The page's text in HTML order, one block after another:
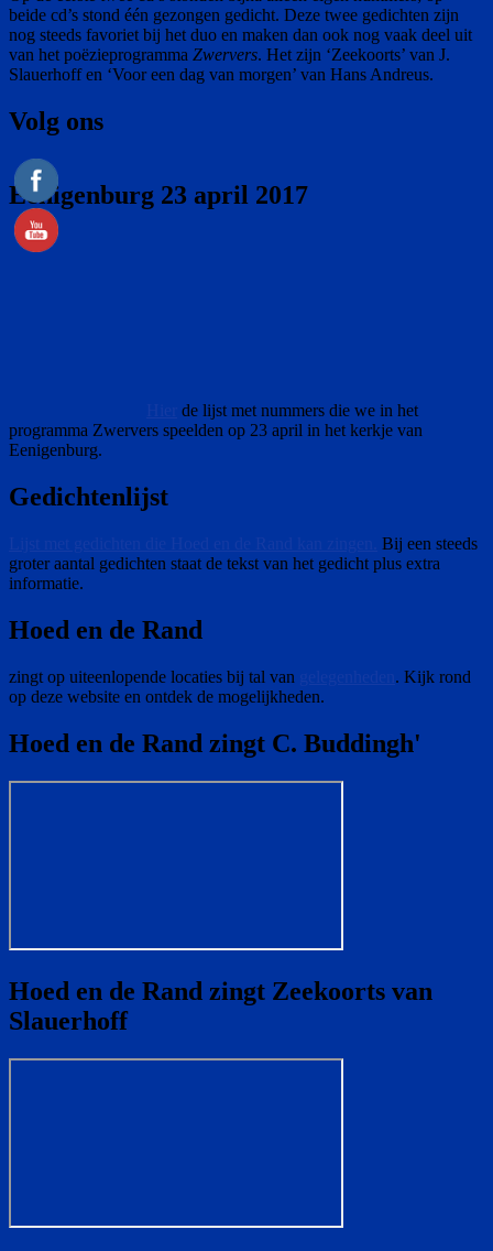
beide cd’s stond één gezongen gedicht. Deze twee gedichten zijn
nog steeds favoriet bij het duo en maken dan ook nog vaak deel uit
van het poëzieprogramma Zwervers. Het zijn ‘Zeekoorts’ van J.
Slauerhoff en ‘Voor een dag van morgen’ van Hans Andreus.
Volg ons
Eenigenburg 23 april 2017
de lijst met nummers die we in het
programma Zwervers speelden op 23 april in het kerkje van
Eenigenburg.
Gedichtenlijst
Bij een steeds
groter aantal gedichten staat de tekst van het gedicht plus extra
informatie.
Hoed en de Rand
zingt op uiteenlopende locaties bij tal van
. Kijk rond
op deze website en ontdek de mogelijkheden.
Hoed en de Rand zingt C. Buddingh'
Hoed en de Rand zingt Zeekoorts van
Slauerhoff